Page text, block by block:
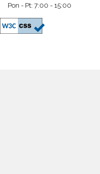
Pon - Pt: 7:00 - 15:00